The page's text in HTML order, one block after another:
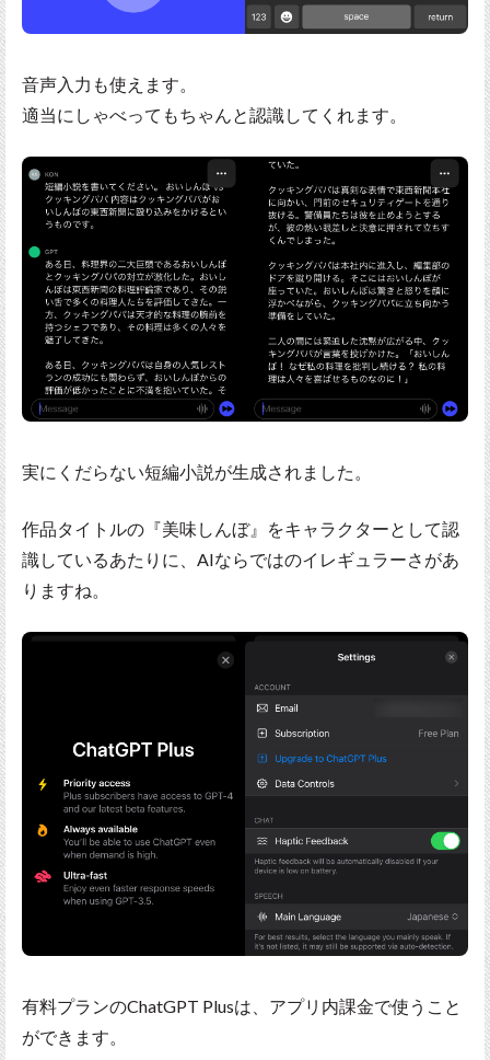
音声入力も使えます。
適当にしゃべってもちゃんと認識してくれます。
実にくだらない短編小説が生成されました。
作品タイトルの『美味しんぼ』をキャラクターとして認
識しているあたりに、AIならではのイレギュラーさがあ
りますね。
有料プランのChatGPT Plusは、アプリ内課金で使うこと
ができます。